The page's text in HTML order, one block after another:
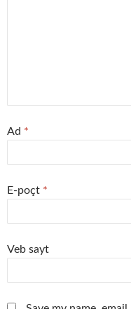
Ad *
E-poçt *
Veb sayt